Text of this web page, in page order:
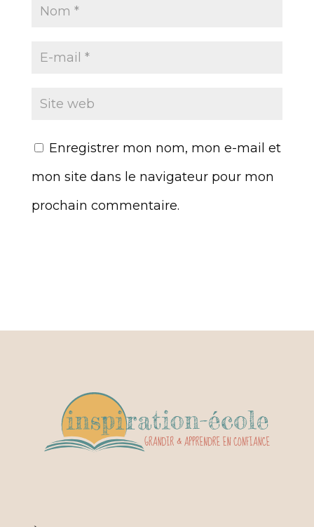
Enregistrer mon nom, mon e-mail et
mon site dans le navigateur pour mon
prochain commentaire.